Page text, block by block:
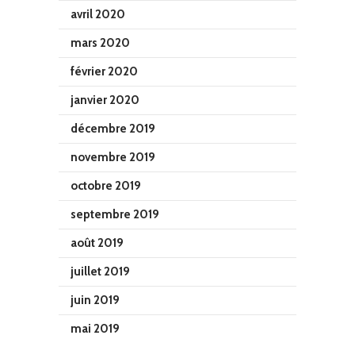
avril 2020
mars 2020
février 2020
janvier 2020
décembre 2019
novembre 2019
octobre 2019
septembre 2019
août 2019
juillet 2019
juin 2019
mai 2019